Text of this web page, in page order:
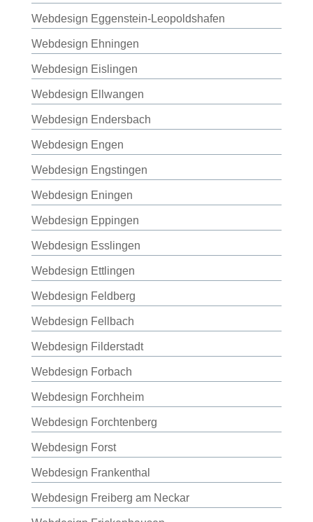
Webdesign Eggenstein-Leopoldshafen
Webdesign Ehningen
Webdesign Eislingen
Webdesign Ellwangen
Webdesign Endersbach
Webdesign Engen
Webdesign Engstingen
Webdesign Eningen
Webdesign Eppingen
Webdesign Esslingen
Webdesign Ettlingen
Webdesign Feldberg
Webdesign Fellbach
Webdesign Filderstadt
Webdesign Forbach
Webdesign Forchheim
Webdesign Forchtenberg
Webdesign Forst
Webdesign Frankenthal
Webdesign Freiberg am Neckar